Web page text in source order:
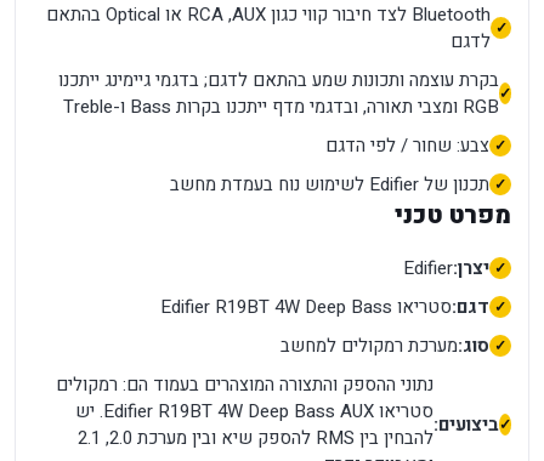
Bluetooth לצד חיבור קווי כגון AUX, ‏RCA או Optical בהתאם
לדגם
בקרת עוצמה ותכונות שמע בהתאם לדגם; בדגמי גיימינג ייתכנו
RGB ומצבי תאורה, ובדגמי מדף ייתכנו בקרות Bass ו-Treble
צבע: שחור / לפי הדגם
תכנון של Edifier לשימוש נוח בעמדת מחשב
מפרט טכני
יצרן:Edifier
דגם:סטריאו Edifier R19BT 4W Deep Bass
סוג:מערכת רמקולים למחשב
ביצועים:
נתוני ההספק והתצורה המוצהרים בעמוד הם: רמקולים
סטריאו Edifier R19BT 4W Deep Bass AUX. יש
להבחין בין RMS להספק שיא ובין מערכת 2.0, ‏2.1